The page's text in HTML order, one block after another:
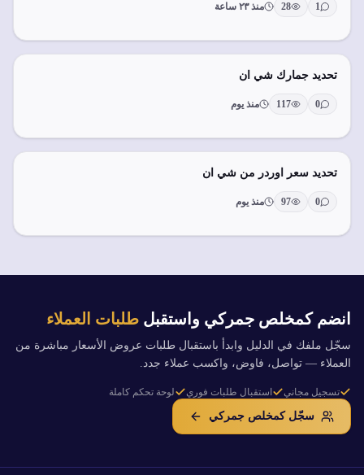
1
28 منذ ٢٣ ساعة
تحديد جمارك شي ان
0
117 منذ يوم
تحديد سعر اوردر من شي ان
0
97 منذ يوم
انضم كمخلص جمركي واستقبل طلبات العملاء
سجّل ملفك في الدليل وابدأ باستقبال طلبات عروض الأسعار مباشرة من
العملاء — تواصل، فاوض، واكسب عملاء جدد.
تسجيل مجاني استقبال طلبات فوري لوحة تحكم كاملة
سجّل كمخلص جمركي